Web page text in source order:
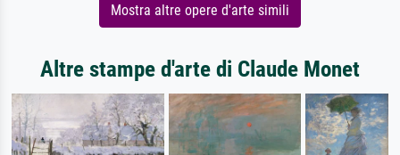
Mostra altre opere d'arte simili
Altre stampe d'arte di Claude Monet